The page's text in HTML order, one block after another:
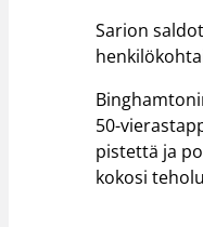
Sarion
50-
pistettä ja
kokosi